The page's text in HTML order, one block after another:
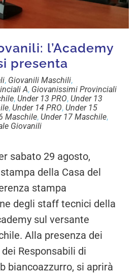
l’Academy
presenta
, Giovanili Maschili,
A, Giovanissimi Provinciali
, Under 13 PRO, Under 13
, Under 14 PRO, Under 15
Maschile, Under 17 Maschile,
Giovanili
sabato 29 agosto,
della Casa del
stampa
degli staff tecnici della
sul versante
Alla presenza dei
Responsabili di
biancoazzurro, si aprirà